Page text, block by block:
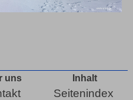
uns Inhalt
Seitenindex